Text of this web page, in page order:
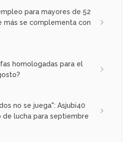
para mayores de 52
más se complementa con
homologadas para el
no se juega": Asjubi40
de lucha para septiembre